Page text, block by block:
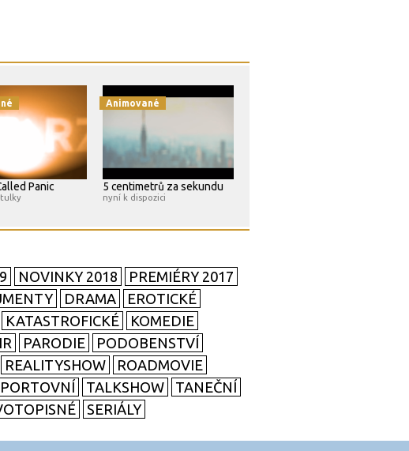
Panic
Animované
5 centimetrů za sekundu
nyní k dispozici
NOVINKY 2018
PREMIÉRY 2017
DRAMA
EROTICKÉ
KATASTROFICKÉ
KOMEDIE
PARODIE
PODOBENSTVÍ
REALITYSHOW
ROADMOVIE
TALKSHOW
TANEČNÍ
SERIÁLY